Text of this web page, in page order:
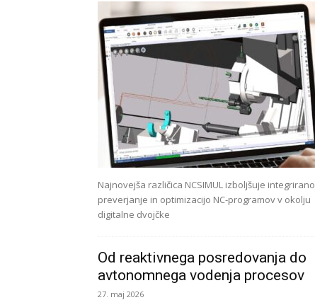
Najnovejša različica NCSIMUL izboljšuje integrirano
preverjanje in optimizacijo NC-programov v okolju
digitalne dvojčke
Od reaktivnega posredovanja do
avtonomnega vodenja procesov
27. maj 2026